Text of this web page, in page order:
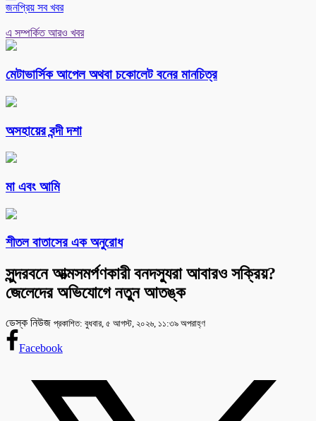
জনপ্রিয় সব খবর
এ সম্পর্কিত আরও খবর
মেটাভার্সিক আপেল অথবা চকোলেট বনের মানচিত্র
অসহায়ের বন্দী দশা
মা এবং আমি
শীতল বাতাসের এক অনুরোধ
সুন্দরবনে আত্মসমর্পণকারী বনদস্যুরা আবারও সক্রিয়?
জেলেদের অভিযোগে নতুন আতঙ্ক
ডেস্ক নিউজ প্রকাশিত: বুধবার, ৫ আগস্ট, ২০২৬, ১১:৩৯ অপরাহ্ণ
Facebook